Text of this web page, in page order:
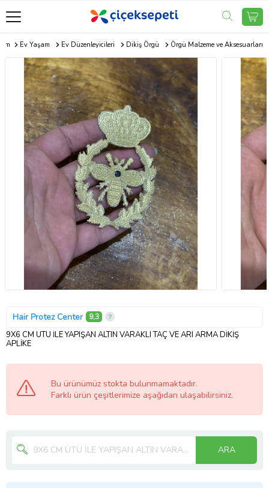
Ev Yaşam Ev Düzenleyicileri Dikiş Örgü Örgü Malzeme ve Aksesuarları
Hair Protez Center 9,3
9X6 CM ÜTÜ İLE YAPIŞAN ALTIN VARAKLI TAÇ VE ARI ARMA DİKİŞ
APLİKE
Bu ürünümüz stokta bulunmamaktadır.
Farklı ürün çeşitlerimize aşağıdan ulaşabilirsiniz.
ARA